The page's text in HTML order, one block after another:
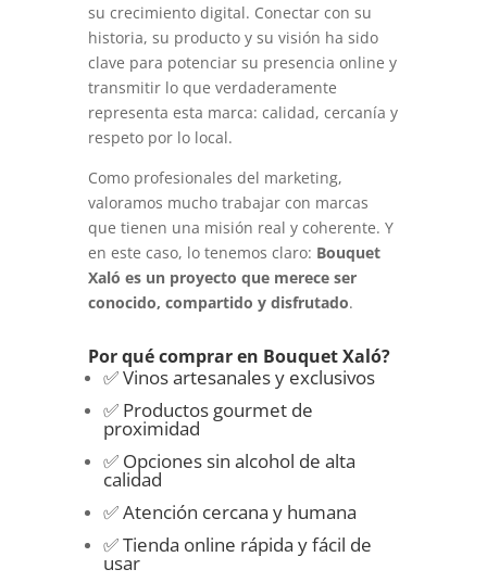
su crecimiento digital. Conectar con su
historia, su producto y su visión ha sido
clave para potenciar su presencia online y
transmitir lo que verdaderamente
representa esta marca: calidad, cercanía y
respeto por lo local.
Como profesionales del marketing,
valoramos mucho trabajar con marcas
que tienen una misión real y coherente. Y
en este caso, lo tenemos claro: Bouquet
Xaló es un proyecto que merece ser
conocido, compartido y disfrutado.
Por qué comprar en Bouquet Xaló?
✅ Vinos artesanales y exclusivos
✅ Productos gourmet de
proximidad
✅ Opciones sin alcohol de alta
calidad
✅ Atención cercana y humana
✅ Tienda online rápida y fácil de
usar